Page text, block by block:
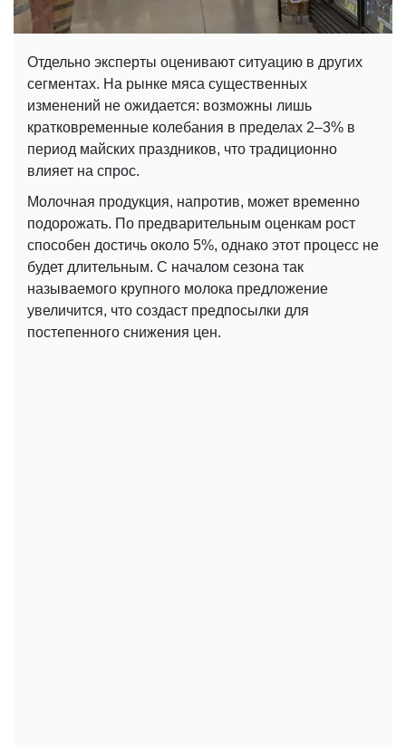
Отдельно эксперты оценивают ситуацию в других
сегментах. На рынке мяса существенных
изменений не ожидается: возможны лишь
кратковременные колебания в пределах 2–3% в
период майских праздников, что традиционно
влияет на спрос.
Молочная продукция, напротив, может временно
подорожать. По предварительным оценкам рост
способен достичь около 5%, однако этот процесс не
будет длительным. С началом сезона так
называемого крупного молока предложение
увеличится, что создаст предпосылки для
постепенного снижения цен.